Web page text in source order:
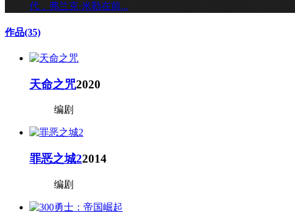
代，弗兰克·米勒在前...
作品(35)
天命之咒2020
编剧
罪恶之城22014
编剧